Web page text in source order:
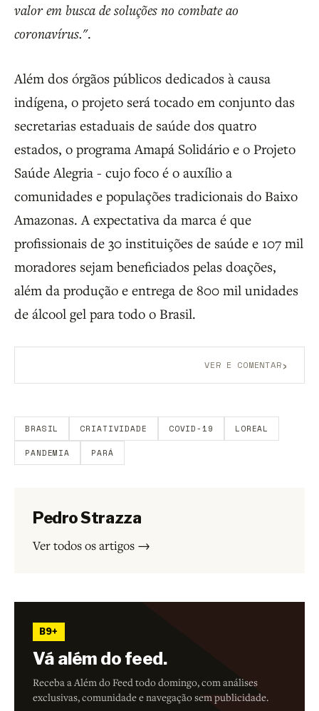
valor em busca de soluções no combate ao
coronavírus.".
Além dos órgãos públicos dedicados à causa
indígena, o projeto será tocado em conjunto das
secretarias estaduais de saúde dos quatro
estados, o programa Amapá Solidário e o Projeto
Saúde Alegria - cujo foco é o auxílio a
comunidades e populações tradicionais do Baixo
Amazonas. A expectativa da marca é que
profissionais de 30 instituições de saúde e 107 mil
moradores sejam beneficiados pelas doações,
além da produção e entrega de 800 mil unidades
de álcool gel para todo o Brasil.
VER E COMENTAR›
BRASIL CRIATIVIDADE COVID-19 LOREAL
PANDEMIA PARÁ
Pedro Strazza
Ver todos os artigos →
B9+
Vá além do feed.
Receba a Além do Feed todo domingo, com análises
exclusivas, comunidade e navegação sem publicidade.